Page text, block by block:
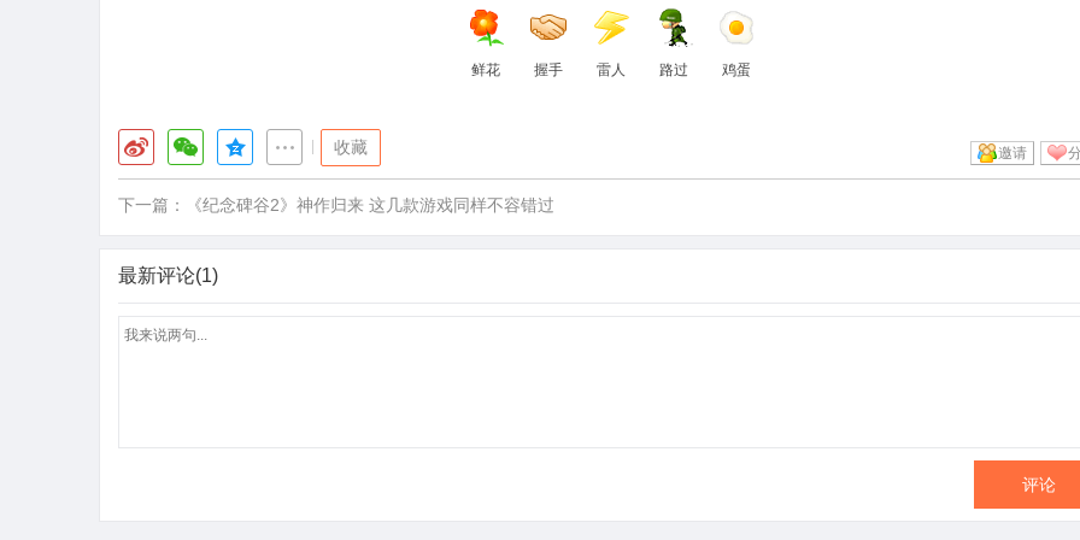
鲜花 握手 雷人 路过 鸡蛋
收藏 邀请
下一篇： 《纪念碑谷2》神作归来 这几款游戏同样不容错过
最新评论(1)
评论